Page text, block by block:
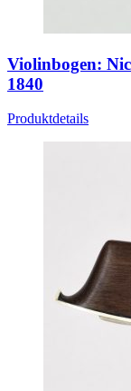
Violinbogen:
1840
Produktdetails